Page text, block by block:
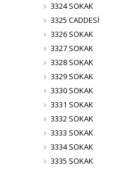
3324 SOKAK
3325 CADDESİ
3326 SOKAK
3327 SOKAK
3328 SOKAK
3329 SOKAK
3330 SOKAK
3331 SOKAK
3332 SOKAK
3333 SOKAK
3334 SOKAK
3335 SOKAK